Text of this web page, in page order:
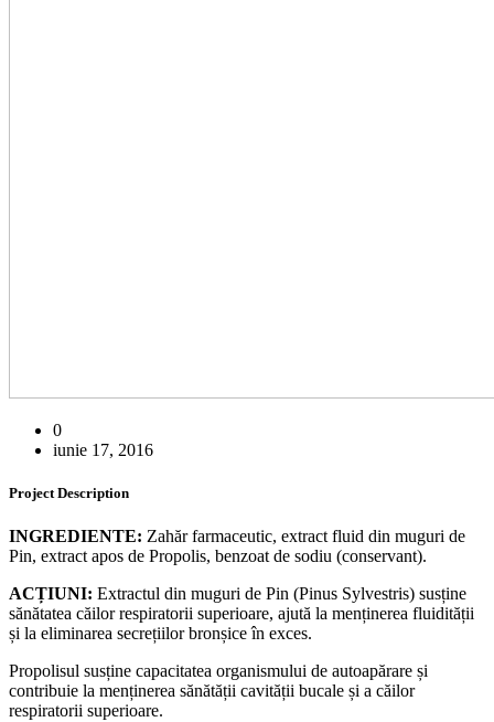
0
iunie 17, 2016
Project Description
INGREDIENTE: Zahăr farmaceutic, extract fluid din muguri de
Pin, extract apos de Propolis, benzoat de sodiu (conservant).
ACȚIUNI: Extractul din muguri de Pin (Pinus Sylvestris) susține
sănătatea căilor respiratorii superioare, ajută la menținerea fluidității
și la eliminarea secrețiilor bronșice în exces.
Propolisul susține capacitatea organismului de autoapărare și
contribuie la menținerea sănătății cavității bucale și a căilor
respiratorii superioare.